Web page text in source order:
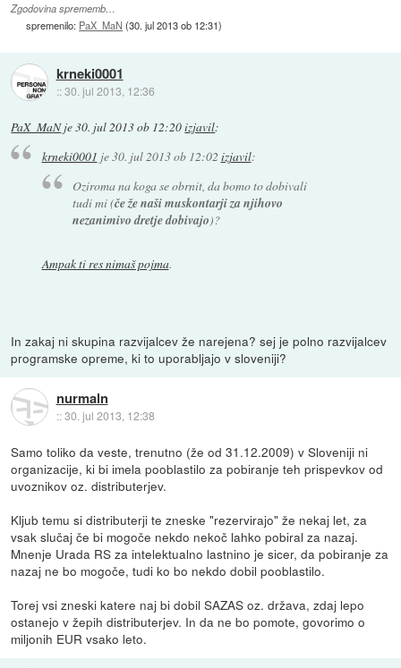
Zgodovina sprememb…
spremenilo: PaX_MaN(30. jul 2013 ob 12:31)
krneki0001
::30. jul 2013, 12:36
PaX_MaNje30. jul 2013 ob 12:20izjavil:
krneki0001 je30. jul 2013 ob 12:02 izjavil:
Oziroma na koga se obrnit, da bomo to dobivali
tudi mi (če že naši muskontarji za njihovo
nezanimivo dretje dobivajo)?
Ampak ti res nimaš pojma.
In zakaj ni skupina razvijalcev že narejena? sej je polno razvijalcev
programske opreme, ki to uporabljajo v sloveniji?
nurmaln
::30. jul 2013, 12:38
Samo toliko da veste, trenutno (že od 31.12.2009) v Sloveniji ni
organizacije, ki bi imela pooblastilo za pobiranje teh prispevkov od
uvoznikov oz. distributerjev.
Kljub temu si distributerji te zneske "rezervirajo" že nekaj let, za
vsak slučaj če bi mogoče nekdo nekoč lahko pobiral za nazaj.
Mnenje Urada RS za intelektualno lastnino je sicer, da pobiranje za
nazaj ne bo mogoče, tudi ko bo nekdo dobil pooblastilo.
Torej vsi zneski katere naj bi dobil SAZAS oz. država, zdaj lepo
ostanejo v žepih distributerjev. In da ne bo pomote, govorimo o
miljonih EUR vsako leto.